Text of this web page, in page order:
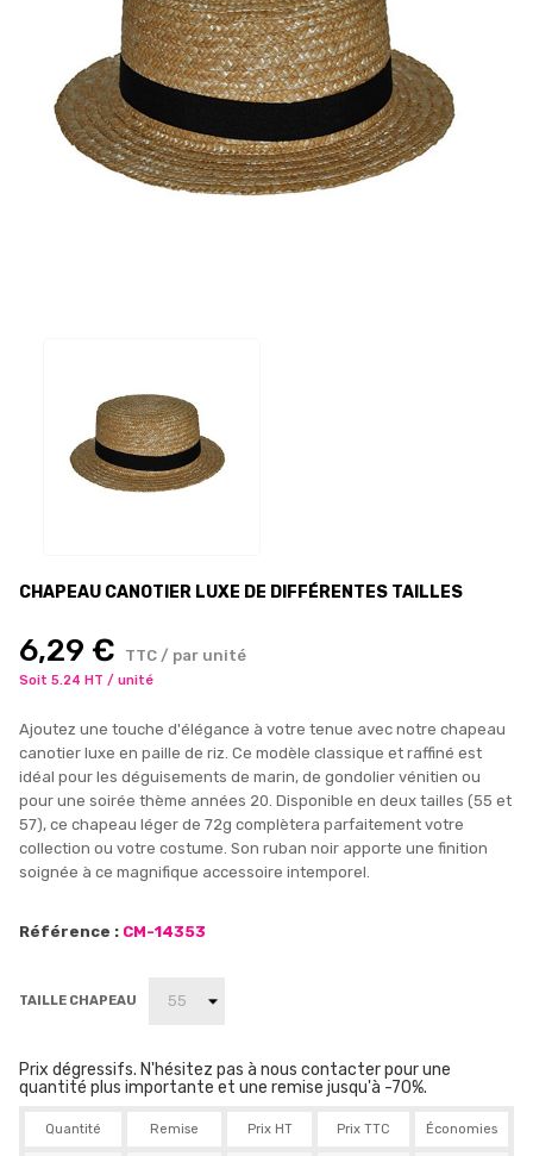
CHAPEAU CANOTIER LUXE DE DIFFÉRENTES TAILLES
6,29 € TTC / par unité
Soit 5.24 HT / unité
Ajoutez une touche d'élégance à votre tenue avec notre chapeau
canotier luxe en paille de riz. Ce modèle classique et raffiné est
idéal pour les déguisements de marin, de gondolier vénitien ou
pour une soirée thème années 20. Disponible en deux tailles (55 et
57), ce chapeau léger de 72g complètera parfaitement votre
collection ou votre costume. Son ruban noir apporte une finition
soignée à ce magnifique accessoire intemporel.
Référence : CM-14353
TAILLE CHAPEAU
Prix dégressifs. N'hésitez pas à nous contacter pour une
quantité plus importante et une remise jusqu'à -70%.
Quantité Remise Prix HT Prix TTC Économies